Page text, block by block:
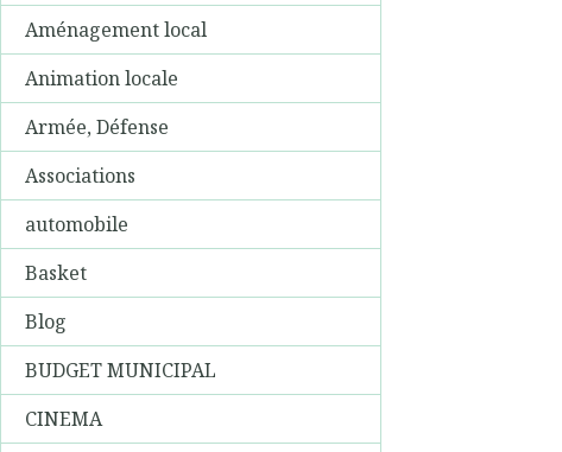
Aménagement local
Animation locale
Armée, Défense
Associations
automobile
Basket
Blog
BUDGET MUNICIPAL
CINEMA